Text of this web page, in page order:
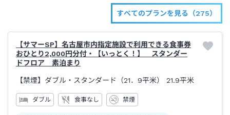
すべてのプランを見る（275）
【サマーSP】名古屋市内指定施設で利用できる食事券
おひとり2,000円分付・【いっとく！】 スタンダー
ドフロア 素泊まり
【禁煙】ダブル・スタンダード（21．9平米） 21.9平米
ダブル 食事なし 禁煙